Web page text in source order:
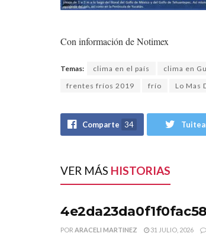
Con información de Notimex
Temas: clima en el país clima en
frentes fríos 2019
frío Lo Mas
Comparte 34
VER MÁS HISTORIAS
POR ARACELI MARTINEZ 31 JULIO, 2026